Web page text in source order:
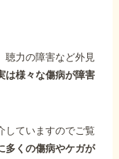
聴力の障害など外見
は様々な傷病が障害
していますのでご覧
多くの傷病やケガが